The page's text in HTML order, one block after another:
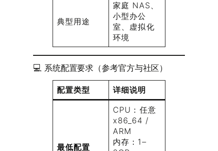
典型用途
家庭 NAS、
小型办公
室、虚拟化
环境
💻 系统配置要求（参考官方与社区）
配置类型 详细说明
最低配置
CPU：任意
x86_64 /
ARM
内存：1–